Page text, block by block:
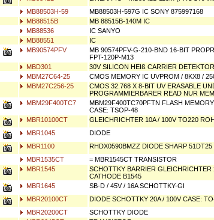
MB88503H-59
MB88503H-597G IC SONY 875997168
MB88515B
MB 88515B-140M IC
MB88536
IC SANYO
MB88551
IC
MB90574PFV
MB 90574PFV-G-210-BND 16-BIT
FPT-120P-M13
MBD301 30V SILICON HEIß CARRIER
MBM27C64-25
CMOS MEMORY IC UVPROM / 8KX8 /
MBM27C256-25
CMOS 32.768 X 8-BIT UV ERASABLE
PROGRAMMIERBARER READ NUR
MBM29F400TC7
MBM29F400TC70PFTN FLASH
CASE: TSOP-48
MBR10100CT GLEICHRICHTER 10A / 100V TO220
MBR1045
DIODE
MBR1100
RHDX0590BMZZ DIODE SHARP
MBR1535CT
= MBR1545CT TRANSISTOR
MBR1545
SCHOTTKY BARRIER
CATHODE B1545
MBR1645 SB-D / 45V / 16A SCHOTTKY-GI
MBR20100CT
DIODE SCHOTTKY 20A / 100V CASE:
MBR20200CT
SCHOTTKY DIODE